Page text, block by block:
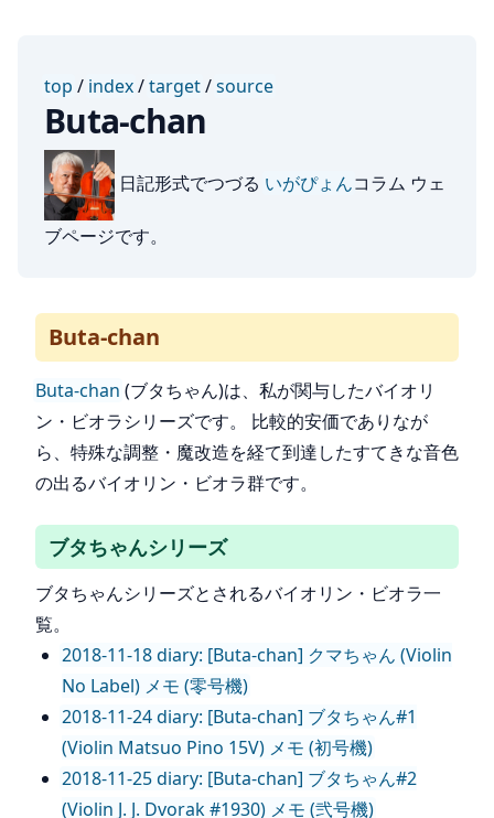
top / index/target/source
Buta-chan
日記形式でつづる いがぴょんコラム ウェ
ブページです。
Buta-chan
Buta-chan (ブタちゃん)は、私が関与したバイオリ
ン・ビオラシリーズです。 比較的安価でありなが
ら、特殊な調整・魔改造を経て到達したすてきな音色
の出るバイオリン・ビオラ群です。
ブタちゃんシリーズ
ブタちゃんシリーズとされるバイオリン・ビオラ一
覧。
2018-11-18 diary: [Buta-chan] クマちゃん (Violin
No Label) メモ (零号機)
2018-11-24 diary: [Buta-chan] ブタちゃん#1
(Violin Matsuo Pino 15V) メモ (初号機)
2018-11-25 diary: [Buta-chan] ブタちゃん#2
(Violin J. J. Dvorak #1930) メモ (弐号機)